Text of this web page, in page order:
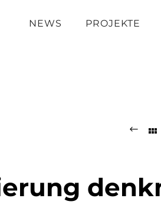
NEWS PROJEKTE